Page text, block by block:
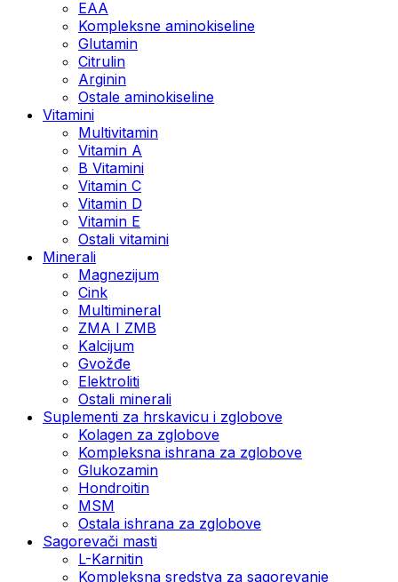
ЕАА
Kompleksne aminokiseline
Glutamin
Citrulin
Arginin
Ostale aminokiseline
Vitamini
Multivitamin
Vitamin A
B Vitamini
Vitamin C
Vitamin D
Vitamin E
Ostali vitamini
Minerali
Magnezijum
Cink
Multimineral
ZMA I ZMB
Kalcijum
Gvožđe
Elektroliti
Ostali minerali
Suplementi za hrskavicu i zglobove
Kolagen za zglobove
Kompleksna ishrana za zglobove
Glukozamin
Hondroitin
MSM
Ostala ishrana za zglobove
Sagorevači masti
L-Karnitin
Kompleksna sredstva za sagorevanje